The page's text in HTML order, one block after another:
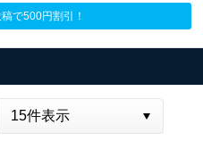
で500円割引！